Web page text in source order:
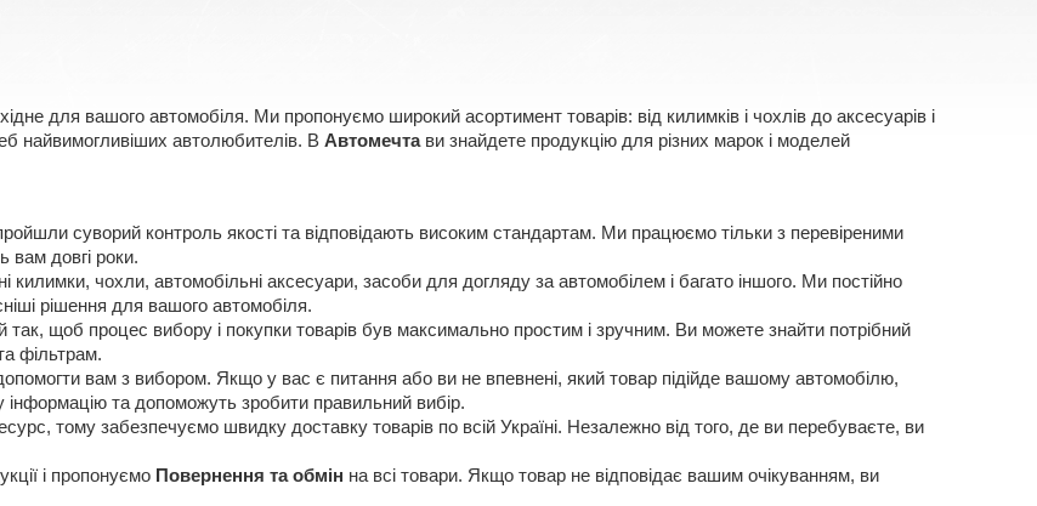
для вашого автомобіля. Ми пропонуємо широкий асортимент товарів: від килимків і чохлів до аксесуарів і
найвимогливіших автолюбителів. В Автомечтави знайдете продукцію для різних марок і моделей
суворий контроль якості та відповідають високим стандартам. Ми працюємо тільки з перевіреними
вам довгі роки.
килимки, чохли, автомобільні аксесуари, засоби для догляду за автомобілем і багато іншого. Ми постійно
рішення для вашого автомобіля.
так, щоб процес вибору і покупки товарів був максимально простим і зручним. Ви можете знайти потрібний
фільтрам.
вам з вибором. Якщо у вас є питання або ви не впевнені, який товар підійде вашому автомобілю,
та допоможуть зробити правильний вибір.
тому забезпечуємо швидку доставку товарів по всій Україні. Незалежно від того, де ви перебуваєте, ви
і пропонуємо Повернення та обмін на всі товари. Якщо товар не відповідає вашим очікуванням, ви